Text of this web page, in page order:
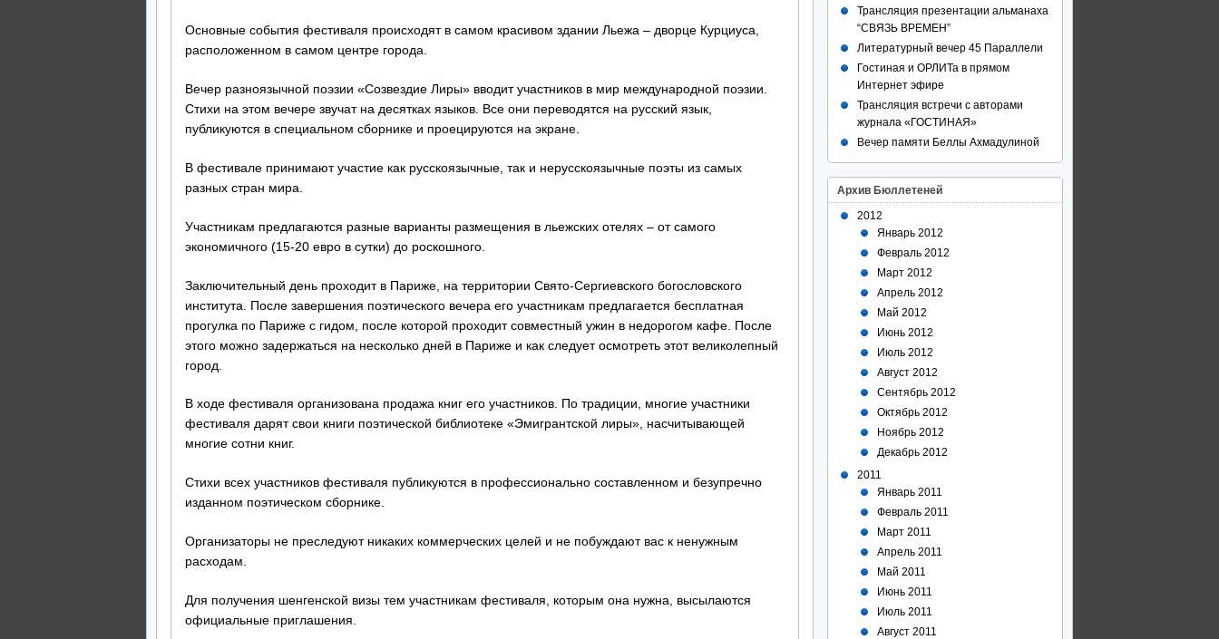
Основные события фестиваля происходят в самом красивом здании Льежа – дворце Курциуса,
расположенном в самом центре города.
Вечер разноязычной поэзии «Созвездие Лиры» вводит участников в мир международной поэзии.
Стихи на этом вечере звучат на десятках языков. Все они переводятся на русский язык,
публикуются в специальном сборнике и проецируются на экране.
В фестивале принимают участие как русскоязычные, так и нерусскоязычные поэты из самых
разных стран мира.
Участникам предлагаются разные варианты размещения в льежских отелях – от самого
экономичного (15-20 евро в сутки) до роскошного.
Заключительный день проходит в Париже, на территории Свято-Сергиевского богословского
института. После завершения поэтического вечера его участникам предлагается бесплатная
прогулка по Париже с гидом, после которой проходит совместный ужин в недорогом кафе. После
этого можно задержаться на несколько дней в Париже и как следует осмотреть этот великолепный
город.
В ходе фестиваля организована продажа книг его участников. По традиции, многие участники
фестиваля дарят свои книги поэтической библиотеке «Эмигрантской лиры», насчитывающей
многие сотни книг.
Стихи всех участников фестиваля публикуются в профессионально составленном и безупречно
изданном поэтическом сборнике.
Организаторы не преследуют никаких коммерческих целей и не побуждают вас к ненужным
расходам.
Для получения шенгенской визы тем участникам фестиваля, которым она нужна, высылаются
официальные приглашения.
Трансляция презентации альманаха
“СВЯЗЬ ВРЕМЕН”
Литературный вечер 45 Параллели
Гостиная и ОРЛИТа в прямом
Интернет эфире
Трансляция встречи с авторами
журнала «ГОСТИНАЯ»
Вечер памяти Беллы Ахмадулиной
Архив Бюллетеней
2012
Январь 2012
Февраль 2012
Март 2012
Апрель 2012
Май 2012
Июнь 2012
Июль 2012
Август 2012
Сентябрь 2012
Октябрь 2012
Ноябрь 2012
Декабрь 2012
2011
Январь 2011
Февраль 2011
Март 2011
Апрель 2011
Май 2011
Июнь 2011
Июль 2011
Август 2011